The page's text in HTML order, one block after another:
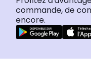
commande, de
encore.